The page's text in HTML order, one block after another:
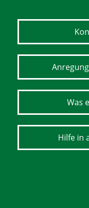
Was
Hilfe in